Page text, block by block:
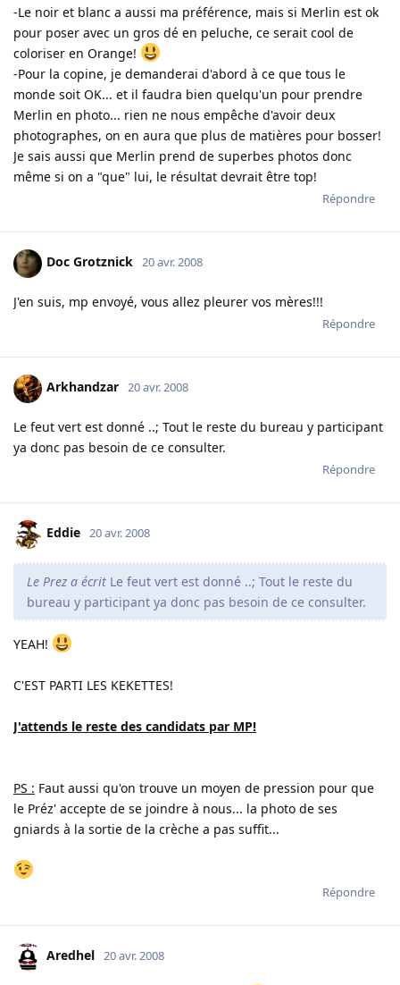
-Le noir et blanc a aussi ma préférence, mais si Merlin est ok
pour poser avec un gros dé en peluche, ce serait cool de
coloriser en Orange!
-Pour la copine, je demanderai d'abord à ce que tous le
monde soit OK... et il faudra bien quelqu'un pour prendre
Merlin en photo... rien ne nous empêche d'avoir deux
photographes, on en aura que plus de matières pour bosser!
Je sais aussi que Merlin prend de superbes photos donc
même si on a "que" lui, le résultat devrait être top!
Répondre
Doc Grotznick 20 avr. 2008
J'en suis, mp envoyé, vous allez pleurer vos mères!!!
Répondre
Arkhandzar 20 avr. 2008
Le feut vert est donné ..; Tout le reste du bureau y participant
ya donc pas besoin de ce consulter.
Répondre
Eddie 20 avr. 2008
Le Prez a écrit Le feut vert est donné ..; Tout le reste du
bureau y participant ya donc pas besoin de ce consulter.
YEAH!
C'EST PARTI LES KEKETTES!
J'attends le reste des candidats par MP!
PS : Faut aussi qu'on trouve un moyen de pression pour que
le Préz' accepte de se joindre à nous... la photo de ses
gniards à la sortie de la crèche a pas suffit...
Répondre
Aredhel 20 avr. 2008